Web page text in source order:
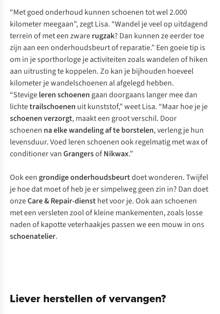
“Met goed onderhoud kunnen schoenen tot wel 2.000
kilometer meegaan”, zegt Lisa. “Wandel je veel op uitdagend
terrein of met een zwarerugzak? Dan kunnen ze eerder toe
zijn aan een onderhoudsbeurt of reparatie.” Een goeie tip is
om in je sporthorloge je activiteiten zoals wandelen of hiken
aan uitrusting te koppelen. Zo kan je bijhouden hoeveel
kilometer je wandelschoenen al afgelegd hebben.
“Stevigeleren schoenen gaan doorgaans langer mee dan
lichtetrailschoenen uit kunststof,” weet Lisa. “Maar hoe je je
schoenen verzorgt, maakt een groot verschil. Door
schoenen na elke wandeling af te borstelen, verleng je hun
levensduur. Voed leren schoenen ook regelmatig met wax of
conditioner vanGrangersofNikwax.”
Ook een grondigeonderhoudsbeurtdoet wonderen. Twijfel
je hoe dat moet of heb je er simpelweg geen zin in? Dan doet
onzeCare & Repair-diensthet voor je. Ook aan schoenen
met een versleten zool of kleine mankementen, zoals losse
naden of kapotte veterhaakjes passen we een mouw in ons
schoenatelier.
Liever herstellen of vervangen?